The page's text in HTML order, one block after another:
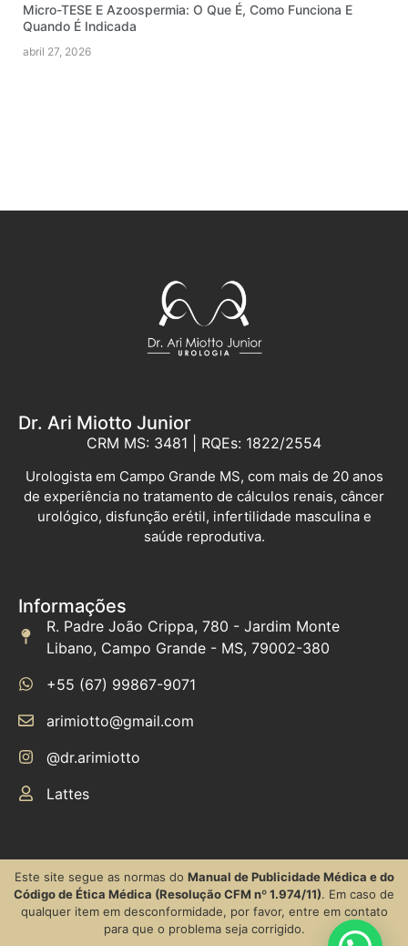
Micro-TESE E Azoospermia: O Que É, Como Funciona E
Quando É Indicada
abril 27, 2026
Dr. Ari Miotto Junior
CRM MS: 3481 | RQEs: 1822/2554
Urologista em Campo Grande MS, com mais de 20 anos
de experiência no tratamento de cálculos renais, câncer
urológico, disfunção erétil, infertilidade masculina e
saúde reprodutiva.
Informações
R. Padre João Crippa, 780 - Jardim Monte
Libano, Campo Grande - MS, 79002-380
+55 (67) 99867-9071
arimiotto@gmail.com
@dr.arimiotto
Lattes
Este site segue as normas do Manual de Publicidade Médica e do
Código de Ética Médica (Resolução CFM nº 1.974/11). Em caso de
qualquer item em desconformidade, por favor, entre em contato
para que o problema seja corrigido.